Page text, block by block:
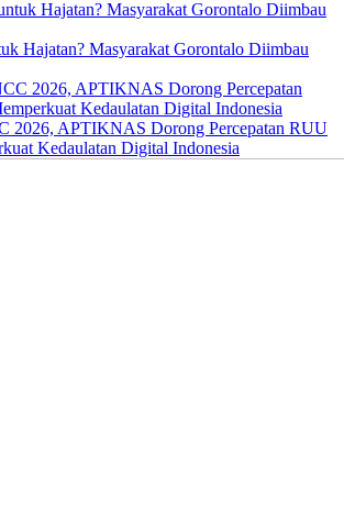
Hajatan? Masyarakat Gorontalo Diimbau
2026, APTIKNAS Dorong Percepatan RUU
Kedaulatan Digital Indonesia